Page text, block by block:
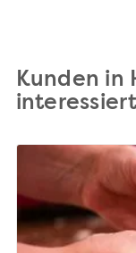
Kunden in